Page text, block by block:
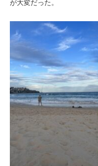
が大変だった。